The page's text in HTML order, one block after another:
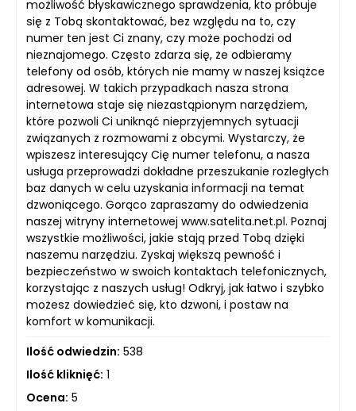
możliwość błyskawicznego sprawdzenia, kto próbuje
się z Tobą skontaktować, bez względu na to, czy
numer ten jest Ci znany, czy może pochodzi od
nieznajomego. Często zdarza się, że odbieramy
telefony od osób, których nie mamy w naszej książce
adresowej. W takich przypadkach nasza strona
internetowa staje się niezastąpionym narzędziem,
które pozwoli Ci uniknąć nieprzyjemnych sytuacji
związanych z rozmowami z obcymi. Wystarczy, że
wpiszesz interesujący Cię numer telefonu, a nasza
usługa przeprowadzi dokładne przeszukanie rozległych
baz danych w celu uzyskania informacji na temat
dzwoniącego. Gorąco zapraszamy do odwiedzenia
naszej witryny internetowej www.satelita.net.pl. Poznaj
wszystkie możliwości, jakie stają przed Tobą dzięki
naszemu narzędziu. Zyskaj większą pewność i
bezpieczeństwo w swoich kontaktach telefonicznych,
korzystając z naszych usług! Odkryj, jak łatwo i szybko
możesz dowiedzieć się, kto dzwoni, i postaw na
komfort w komunikacji.
Ilość odwiedzin: 538
Ilość kliknięć: 1
Ocena: 5